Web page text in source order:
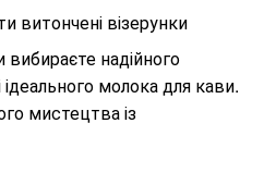
витончені візерунки
надійного
молока для кави.
мистецтва із